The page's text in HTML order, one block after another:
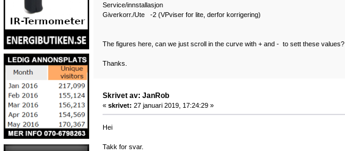
Service/innstallasjon
Giverkorr./Ute -2 (VPviser for lite, derfor korrigering)
The figures here, can we just scroll in the curve with + and - to sett these values?
Thanks.
Skrivet av: JanRob
« skrivet: 27 januari 2019, 17:24:29 »
Hei
Takk for svar.